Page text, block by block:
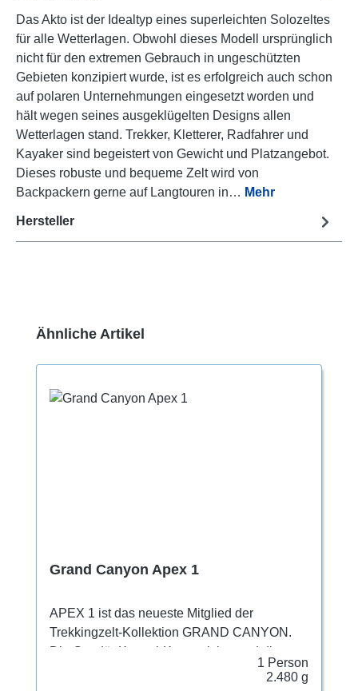
Das Akto ist der Idealtyp eines superleichten Solozeltes
für alle Wetterlagen. Obwohl dieses Modell ursprünglich
nicht für den extremen Gebrauch in ungeschützten
Gebieten konzipiert wurde, ist es erfolgreich auch schon
auf polaren Unternehmungen eingesetzt worden und
hält wegen seines ausgeklügelten Designs allen
Wetterlagen stand. Trekker, Kletterer, Radfahrer und
Kayaker sind begeistert von Gewicht und Platzangebot.
Dieses robuste und bequeme Zelt wird von
Backpackern gerne auf Langtouren in… Mehr
Hersteller
Produktgalerie überspringen
Ähnliche Artikel
Grand Canyon Apex 1
APEX 1 ist das neueste Mitglied der
Trekkingzelt-Kollektion GRAND CANYON.
Die Geodät-Kuppel-Konstruktion und die
aerodynamische Form machen APEX 1 zu
1 Person
2.480 g